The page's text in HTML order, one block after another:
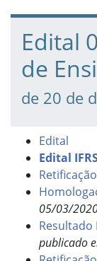
Fim da
Início do
Edital
de
de 20 de
Edital
Edital
05/03/
Resultado
publicado